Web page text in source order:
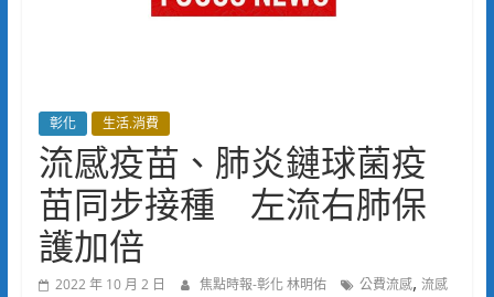
彰化 生活.消費
流感疫苗、肺炎鏈球菌疫
苗同步接種 左流右肺保
護加倍
2022 年 10 月 2 日 焦點時報-彰化 林明佑 公費流感, 流感